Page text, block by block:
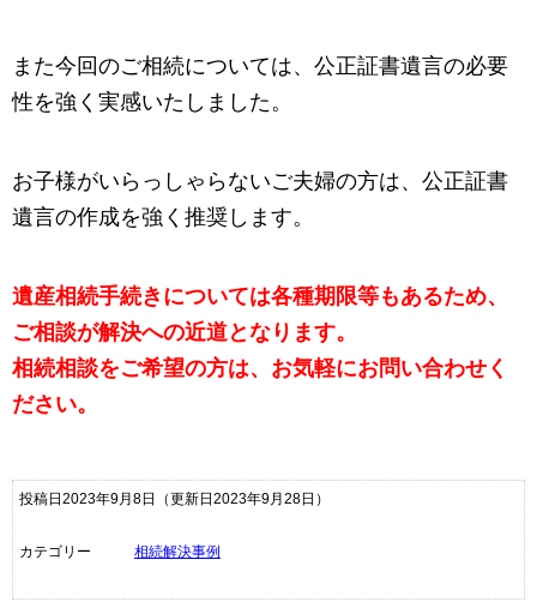
また今回のご相続については、公正証書遺言の必要
性を強く実感いたしました。
お子様がいらっしゃらないご夫婦の方は、公正証書
遺言の作成を強く推奨します。
遺産相続手続きについては各種期限等もあるため、
ご相談が解決への近道となります。
相続相談をご希望の方は、お気軽にお問い合わせく
ださい。
投稿日2023年9月8日 （更新日2023年9月28日）
カテゴリー 相続解決事例